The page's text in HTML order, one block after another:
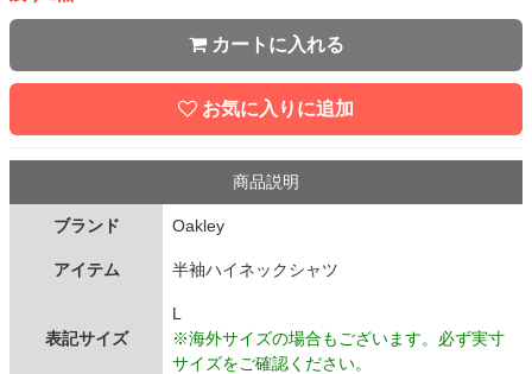
カートに入れる
お気に入りに追加
商品説明
ブランド Oakley
アイテム 半袖ハイネックシャツ
表記サイズ
L
※海外サイズの場合もございます。必ず実寸
サイズをご確認ください。